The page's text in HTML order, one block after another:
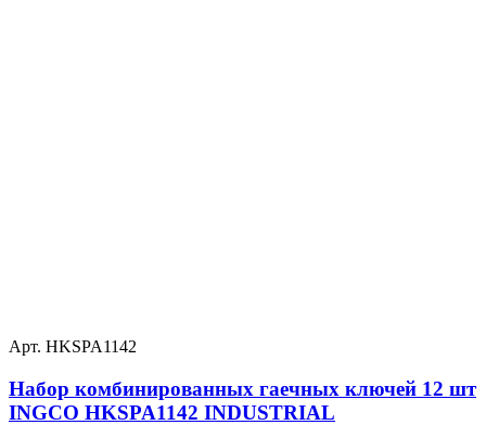
Арт. HKSPA1142
Набор комбинированных гаечных ключей 12 шт
INGCO HKSPA1142 INDUSTRIAL